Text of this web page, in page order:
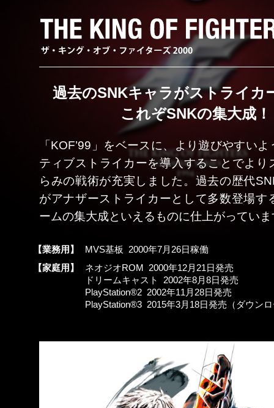
過去のSNKキャラがストライカ
これぞSNKの集大成！
「KOF’99」をベースに、より遊びやすい
ティブストライカーを導入することでより
らみの戦術が充実しました。過去の歴代
がアナザーストライカーとして多数登場す
ームの集大成といえるものに仕上がってい
【業務用】
MVS基板 2000年7月26日稼働
【家庭用】
ネオジオROM 2000年12月21日発売
ドリームキャスト 2002年8月8日発売
PlayStation®2 2002年11月28日発売
PlayStation®3 2015年3月18日発売（ダウン